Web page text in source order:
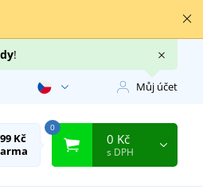
!
Můj účet
Kč
0
0 Kč
s DPH